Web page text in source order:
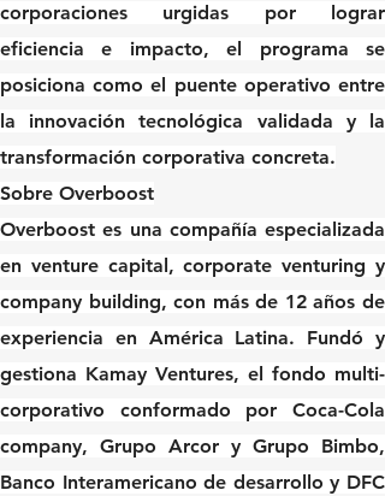
corporaciones urgidas por lograr
eficiencia e impacto, el programa se
posiciona como el puente operativo entre
la innovación tecnológica validada y la
transformación corporativa concreta.
Sobre Overboost
Overboost es una compañía especializada
en venture capital, corporate venturing y
company building, con más de 12 años de
experiencia en América Latina. Fundó y
gestiona Kamay Ventures, el fondo multi-
corporativo conformado por Coca-Cola
company, Grupo Arcor y Grupo Bimbo,
Banco Interamericano de desarrollo y DFC